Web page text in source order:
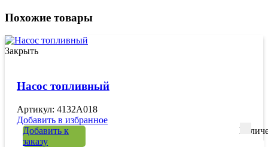
Похожие товары
Закрыть
Насос топливный
Артикул: 4132A018
Добавить в избранное
Добавить к
заказу